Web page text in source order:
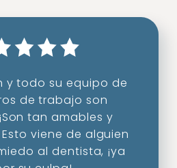
y todo su equipo de
de trabajo son
tan amables y
viene de alguien
al dentista, ¡ya